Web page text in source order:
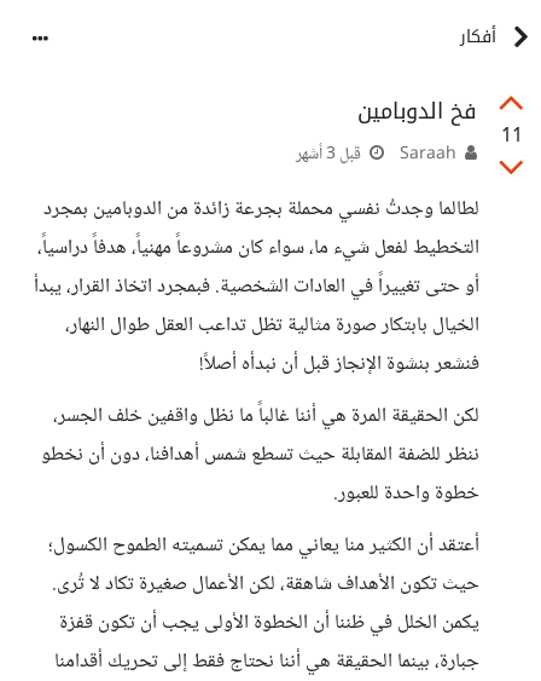
أفكار
11
فخ الدوبامين
قبل 3 أشهر
لطالما وجدتُ نفسي محملة بجرعة زائدة من الدوبامين بمجرد
التخطيط لفعل شيء ما، سواء كان مشروعاً مهنياً، هدفاً دراسياً،
أو حتى تغييراً في العادات الشخصية. فبمجرد اتخاذ القرار، يبدأ
الخيال بابتكار صورة مثالية تظل تداعب العقل طوال النهار،
فنشعر بنشوة الإنجاز قبل أن نبدأه أصلاً!
لكن الحقيقة المرة هي أننا غالباً ما نظل واقفين خلف الجسر،
ننظر للضفة المقابلة حيث تسطع شمس أهدافنا، دون أن نخطو
خطوة واحدة للعبور.
أعتقد أن الكثير منا يعاني مما يمكن تسميته الطموح الكسول؛
حيث تكون الأهداف شاهقة، لكن الأعمال صغيرة تكاد لا تُرى.
يكمن الخلل في ظننا أن الخطوة الأولى يجب أن تكون قفزة
جبارة، بينما الحقيقة هي أننا نحتاج فقط إلى تحريك أقدامنا